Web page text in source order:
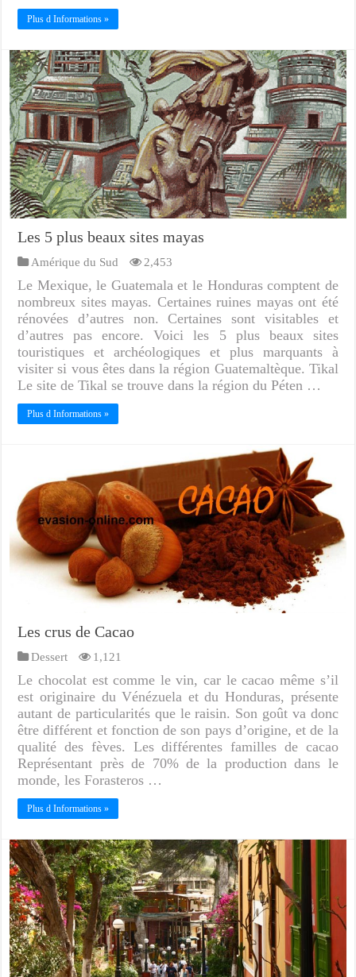
Plus d Informations »
Les 5 plus beaux sites mayas
Amérique du Sud 2,453
Le Mexique, le Guatemala et le Honduras comptent de
nombreux sites mayas. Certaines ruines mayas ont été
rénovées d’autres non. Certaines sont visitables et
d’autres pas encore. Voici les 5 plus beaux sites
touristiques et archéologiques et plus marquants à
visiter si vous êtes dans la région Guatemaltèque. Tikal
Le site de Tikal se trouve dans la région du Péten …
Plus d Informations »
Les crus de Cacao
Dessert 1,121
Le chocolat est comme le vin, car le cacao même s’il
est originaire du Vénézuela et du Honduras, présente
autant de particularités que le raisin. Son goût va donc
être différent et fonction de son pays d’origine, et de la
qualité des fèves. Les différentes familles de cacao
Représentant près de 70% de la production dans le
monde, les Forasteros …
Plus d Informations »